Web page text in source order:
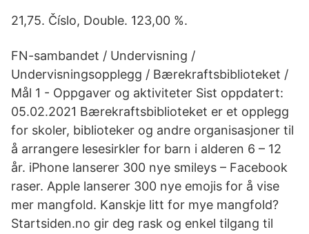
21,75. Číslo, Double. 123,00 %.
FN-sambandet / Undervisning /
Undervisningsopplegg / Bærekraftsbiblioteket /
Mål 1 - Oppgaver og aktiviteter Sist oppdatert:
05.02.2021 Bærekraftsbiblioteket er et opplegg
for skoler, biblioteker og andre organisasjoner til
å arrangere lesesirkler for barn i alderen 6 – 12
år. iPhone lanserer 300 nye smileys – Facebook
raser. Apple lanserer 300 nye emojis for å vise
mer mangfold. Kanskje litt for mye mangfold?
Startsiden.no gir deg rask og enkel tilgang til